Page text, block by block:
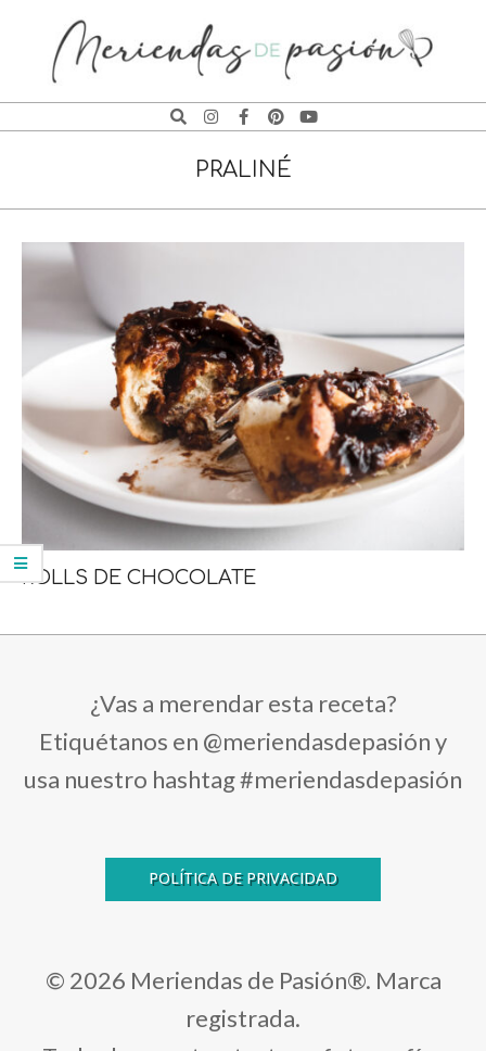
MERIENDAS
PASIÓN
PRALINÉ
ROLLS DE CHOCOLATE
¿Vas a merendar esta receta?
Etiquétanos en @meriendasdepasión y
usa nuestro hashtag #meriendasdepasión
POLÍTICA DE PRIVACIDAD
© 2026 Meriendas de Pasión®. Marca
registrada.